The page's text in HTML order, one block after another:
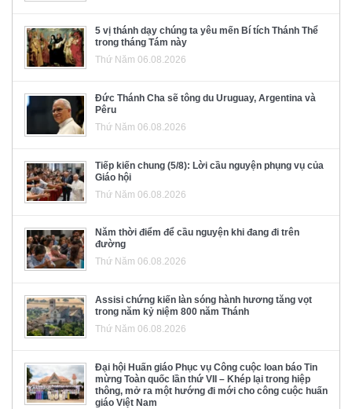
5 vị thánh dạy chúng ta yêu mến Bí tích Thánh Thể
trong tháng Tám này
Thứ Năm 06.08.2026
Đức Thánh Cha sẽ tông du Uruguay, Argentina và
Pêru
Thứ Năm 06.08.2026
Tiếp kiến chung (5/8): Lời cầu nguyện phụng vụ của
Giáo hội
Thứ Năm 06.08.2026
Năm thời điểm để cầu nguyện khi đang đi trên
đường
Thứ Năm 06.08.2026
Assisi chứng kiến làn sóng hành hương tăng vọt
trong năm kỷ niệm 800 năm Thánh
Thứ Năm 06.08.2026
Đại hội Huấn giáo Phục vụ Công cuộc loan báo Tin
mừng Toàn quốc lần thứ VII – Khép lại trong hiệp
thông, mở ra một hướng đi mới cho công cuộc huấn
giáo Việt Nam